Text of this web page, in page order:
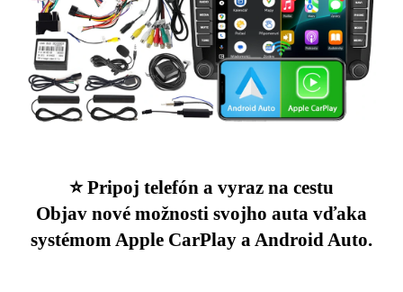
⭐️ Pripoj telefón a vyraz na cestu
Objav nové možnosti svojho auta vďaka
systémom Apple CarPlay a Android Auto.